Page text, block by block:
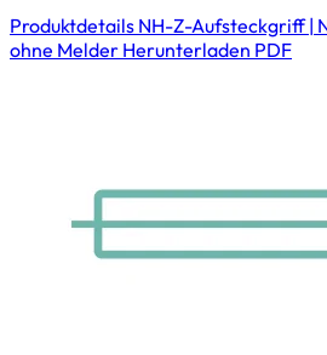
Produktdetails NH-Z-Aufsteckgriff |
ohne Melder Herunterladen PDF